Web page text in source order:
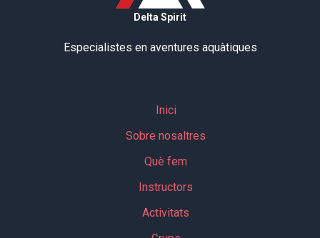
Delta Spirit
Especialistes en aventures aquàtiques
Inici
Sobre nosaltres
Què fem
Instructors
Activitats